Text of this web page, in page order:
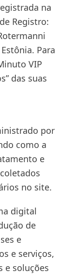
na
Registro:
Para
VIP
das suas
por
como a
e
no site.
digital
de
e
e serviços,
e soluções